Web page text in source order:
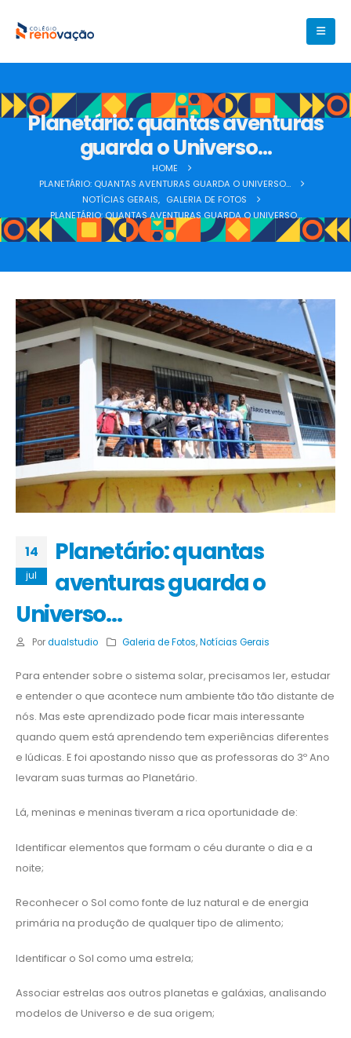
Planetário: quantas aventuras
guarda o Universo…
HOME
PLANETÁRIO: QUANTAS AVENTURAS GUARDA O UNIVERSO…
NOTÍCIAS GERAIS, GALERIA DE FOTOS
PLANETÁRIO: QUANTAS AVENTURAS GUARDA O UNIVERSO…
14
jul
Planetário: quantas
aventuras guarda o
Universo…
Por dualstudio Galeria de Fotos,Notícias Gerais
Para entender sobre o sistema solar, precisamos ler, estudar
e entender o que acontece num ambiente tão tão distante de
nós. Mas este aprendizado pode ficar mais interessante
quando quem está aprendendo tem experiências diferentes
e lúdicas. E foi apostando nisso que as professoras do 3º Ano
levaram suas turmas ao Planetário.
Lá, meninas e meninas tiveram a rica oportunidade de:
Identificar elementos que formam o céu durante o dia e a
noite;
Reconhecer o Sol como fonte de luz natural e de energia
primária na produção de qualquer tipo de alimento;
Identificar o Sol como uma estrela;
Associar estrelas aos outros planetas e galáxias, analisando
modelos de Universo e de sua origem;